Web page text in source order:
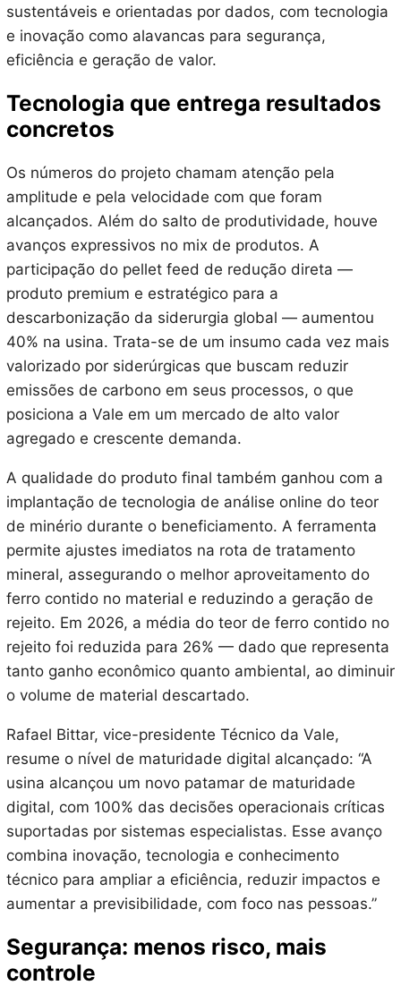
sustentáveis e orientadas por dados, com tecnologia
e inovação como alavancas para segurança,
eficiência e geração de valor.
Tecnologia que entrega resultados
concretos
Os números do projeto chamam atenção pela
amplitude e pela velocidade com que foram
alcançados. Além do salto de produtividade, houve
avanços expressivos no mix de produtos. A
participação do pellet feed de redução direta —
produto premium e estratégico para a
descarbonização da siderurgia global — aumentou
40% na usina. Trata-se de um insumo cada vez mais
valorizado por siderúrgicas que buscam reduzir
emissões de carbono em seus processos, o que
posiciona a Vale em um mercado de alto valor
agregado e crescente demanda.
A qualidade do produto final também ganhou com a
implantação de tecnologia de análise online do teor
de minério durante o beneficiamento. A ferramenta
permite ajustes imediatos na rota de tratamento
mineral, assegurando o melhor aproveitamento do
ferro contido no material e reduzindo a geração de
rejeito. Em 2026, a média do teor de ferro contido no
rejeito foi reduzida para 26% — dado que representa
tanto ganho econômico quanto ambiental, ao diminuir
o volume de material descartado.
Rafael Bittar, vice-presidente Técnico da Vale,
resume o nível de maturidade digital alcançado: “A
usina alcançou um novo patamar de maturidade
digital, com 100% das decisões operacionais críticas
suportadas por sistemas especialistas. Esse avanço
combina inovação, tecnologia e conhecimento
técnico para ampliar a eficiência, reduzir impactos e
aumentar a previsibilidade, com foco nas pessoas.”
Segurança: menos risco, mais
controle